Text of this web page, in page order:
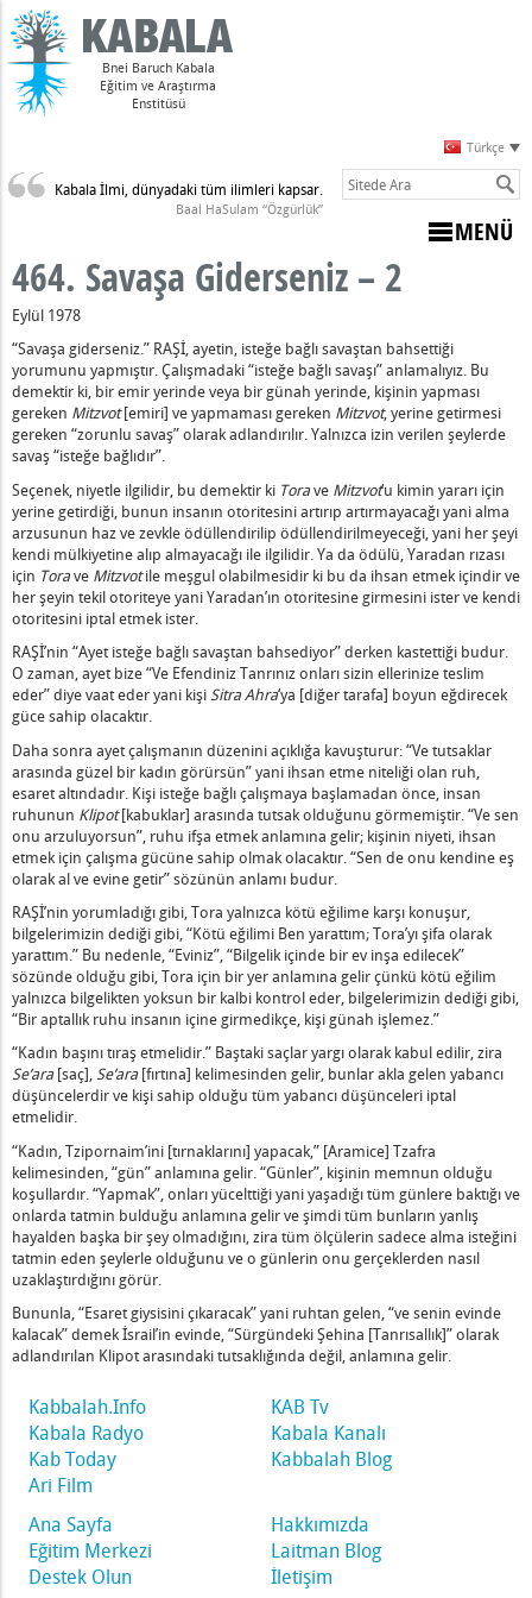
Bnei Baruch Kabala
Eğitim ve Araştırma
Enstitüsü
Türkçe
Kabala İlmi, dünyadaki tüm ilimleri kapsar.
Baal HaSulam “Özgürlük”
MENÜ
Varsa
Anlamı
Olmayan Biri, Ölmek Zorundadır
– 1
Yeryüzündeki Tüm Hayvanların Üzerinde Olacak
Tarafından Besleniyor – 1
Bir El – 1
Şeyleri – 1
Başlama
Gözetledi
İyilik Yapın – 1
Göredir
Amalek Nedir?
Tagin, Otiot]
Olduğu Kimse - 1
Memnundur
Edin
464. Savaşa Giderseniz – 2
Eylül 1978
“Savaşa giderseniz.” RAŞİ, ayetin, isteğe bağlı savaştan bahsettiği
yorumunu yapmıştır. Çalışmadaki “isteğe bağlı savaşı” anlamalıyız. Bu
demektir ki, bir emir yerinde veya bir günah yerinde, kişinin yapması
gereken Mitzvot[emiri] ve yapmaması gereken Mitzvot, yerine getirmesi
gereken “zorunlu savaş” olarak adlandırılır. Yalnızca izin verilen şeylerde
savaş “isteğe bağlıdır”.
Seçenek, niyetle ilgilidir, bu demektir ki Torave Mitzvot‘u kimin yararı için
yerine getirdiği, bunun insanın otoritesini artırıp artırmayacağı yani alma
arzusunun haz ve zevkle ödüllendirilip ödüllendirilmeyeceği, yani her şeyi
kendi mülkiyetine alıp almayacağı ile ilgilidir. Ya da ödülü, Yaradan rızası
için Torave Mitzvotile meşgul olabilmesidir ki bu da ihsan etmek içindir ve
her şeyin tekil otoriteye yani Yaradan’ın otoritesine girmesini ister ve kendi
otoritesini iptal etmek ister.
RAŞİ’nin “Ayet isteğe bağlı savaştan bahsediyor” derken kastettiği budur.
O zaman, ayet bize “Ve Efendiniz Tanrınız onları sizin ellerinize teslim
eder” diye vaat eder yani kişiSitra Ahra‘ya [diğer tarafa] boyun eğdirecek
güce sahip olacaktır.
Daha sonra ayet çalışmanın düzenini açıklığa kavuşturur: “Ve tutsaklar
arasında güzel bir kadın görürsün” yani ihsan etme niteliği olan ruh,
esaret altındadır. Kişi isteğe bağlı çalışmaya başlamadan önce, insan
ruhunun Klipot[kabuklar] arasında tutsak olduğunu görmemiştir. “Ve sen
onu arzuluyorsun”, ruhu ifşa etmek anlamına gelir; kişinin niyeti, ihsan
etmek için çalışma gücüne sahip olmak olacaktır. “Sen de onu kendine eş
olarak al ve evine getir” sözünün anlamı budur.
RAŞİ’nin yorumladığı gibi, Tora yalnızca kötü eğilime karşı konuşur,
bilgelerimizin dediği gibi, “Kötü eğilimi Ben yarattım; Tora’yı şifa olarak
yarattım.” Bu nedenle, “Eviniz”, “Bilgelik içinde bir ev inşa edilecek”
sözünde olduğu gibi, Tora için bir yer anlamına gelir çünkü kötü eğilim
yalnızca bilgelikten yoksun bir kalbi kontrol eder, bilgelerimizin dediği gibi,
“Bir aptallık ruhu insanın içine girmedikçe, kişi günah işlemez.”
“Kadın başını tıraş etmelidir.” Baştaki saçlar yargı olarak kabul edilir, zira
Se’ara[saç],Se’ara[fırtına] kelimesinden gelir, bunlar akla gelen yabancı
düşüncelerdir ve kişi sahip olduğu tüm yabancı düşünceleri iptal
etmelidir.
“Kadın, Tzipornaim’ini [tırnaklarını] yapacak,” [Aramice] Tzafra
kelimesinden, “gün” anlamına gelir. “Günler”, kişinin memnun olduğu
koşullardır. “Yapmak”, onları yücelttiği yani yaşadığı tüm günlere baktığı ve
onlarda tatmin bulduğu anlamına gelir ve şimdi tüm bunların yanlış
hayalden başka bir şey olmadığını, zira tüm ölçülerin sadece alma isteğini
tatmin eden şeylerle olduğunu ve o günlerin onu gerçeklerden nasıl
uzaklaştırdığını görür.
Bununla, “Esaret giysisini çıkaracak” yani ruhtan gelen, “ve senin evinde
kalacak” demek İsrail’in evinde, “Sürgündeki Şehina [Tanrısallık]” olarak
adlandırılan Klipot arasındaki tutsaklığında değil, anlamına gelir.
Kabbalah.Info
KAB Tv
Kabala Radyo
Kabala Kanalı
Kab Today
Kabbalah Blog
Ari Film
Ana Sayfa
Hakkımızda
Eğitim Merkezi
Laitman Blog
Destek Olun
İletişim